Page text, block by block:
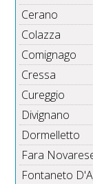
Cerano
Colazza
Comignago
Cressa
Cureggio
Divignano
Dormelletto
Fara
Fontaneto